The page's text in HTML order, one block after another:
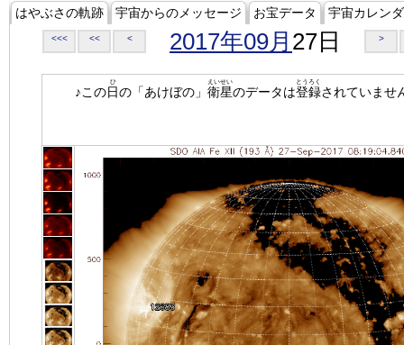
はやぶさの軌跡 宇宙からのメッセージ お宝データ 宇宙カレン
<<< << < 2017年09月 27日 >
♪この日
ひ
の「あけぼの」 衛星
えいせい
のデータは登録
とうろく
されていませ